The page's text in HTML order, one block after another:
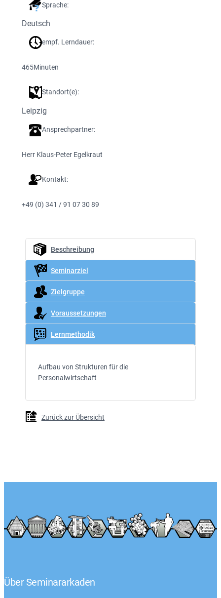
Sprache:
Deutsch
empf. Lerndauer:
465Minuten
Standort(e):
Leipzig
Ansprechpartner:
Herr Klaus-Peter Egelkraut
Kontakt:
+49 (0) 341 / 91 07 30 89
Beschreibung
Seminarziel
Zielgruppe
Voraussetzungen
Lernmethodik
Aufbau von Strukturen für die
Personalwirtschaft
Zurück zur Übersicht
Über Seminararkaden